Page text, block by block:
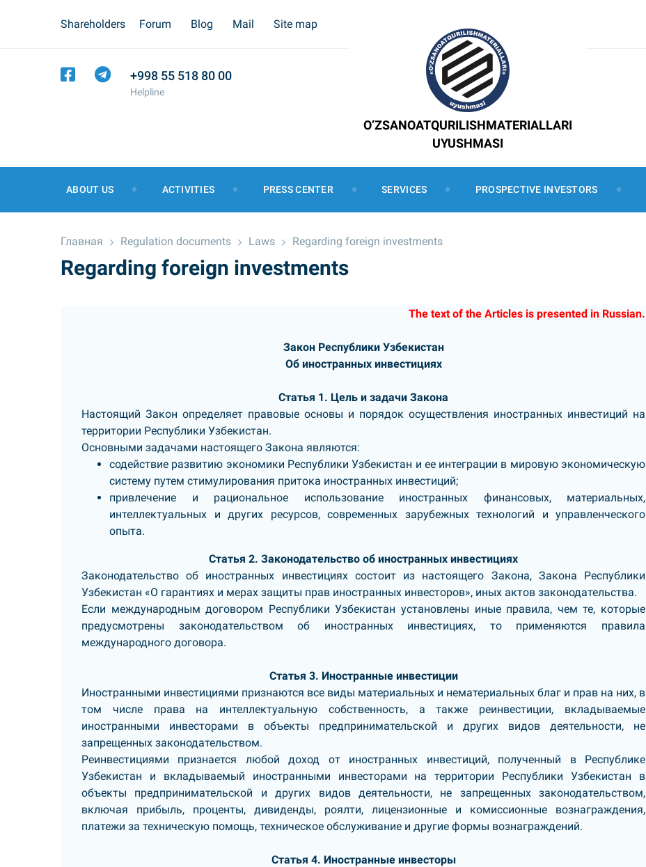
Shareholders Forum Blog Mail Site map
+998 55 518 80 00
Helpline
O’ZSANOATQURILISHMATERIALLARI
UYUSHMASI
ABOUT US ACTIVITIES PRESS CENTER SERVICES PROSPECTIVE INVESTORS
Главная Regulation documents Laws Regarding foreign investments
Regarding foreign investments
The text of the Articles is presented in Russian.
Закон Республики Узбекистан
Об иностранных инвестициях
Статья 1. Цель и задачи Закона
Настоящий Закон определяет правовые основы и порядок осуществления иностранных инвестиций на
территории Республики Узбекистан.
Основными задачами настоящего Закона являются:
содействие развитию экономики Республики Узбекистан и ее интеграции в мировую экономическую
систему путем стимулирования притока иностранных инвестиций;
привлечение и рациональное использование иностранных финансовых, материальных,
интеллектуальных и других ресурсов, современных зарубежных технологий и управленческого
опыта.
Статья 2. Законодательство об иностранных инвестициях
Законодательство об иностранных инвестициях состоит из настоящего Закона, Закона Республики
Узбекистан «О гарантиях и мерах защиты прав иностранных инвесторов», иных актов законодательства.
Если международным договором Республики Узбекистан установлены иные правила, чем те, которые
предусмотрены законодательством об иностранных инвестициях, то применяются правила
международного договора.
Статья 3. Иностранные инвестиции
Иностранными инвестициями признаются все виды материальных и нематериальных благ и прав на них, в
том числе права на интеллектуальную собственность, а также реинвестиции, вкладываемые
иностранными инвесторами в объекты предпринимательской и других видов деятельности, не
запрещенных законодательством.
Реинвестициями признается любой доход от иностранных инвестиций, полученный в Республике
Узбекистан и вкладываемый иностранными инвесторами на территории Республики Узбекистан в
объекты предпринимательской и других видов деятельности, не запрещенных законодательством,
включая прибыль, проценты, дивиденды, роялти, лицензионные и комиссионные вознаграждения,
платежи за техническую помощь, техническое обслуживание и другие формы вознаграждений.
Статья 4. Иностранные инвесторы